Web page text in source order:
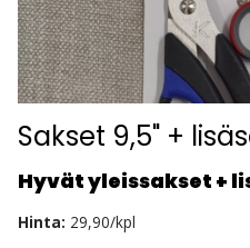
Sakset 9,5" +
Hyvät yleissakset +
Hinta: 29,90/kpl